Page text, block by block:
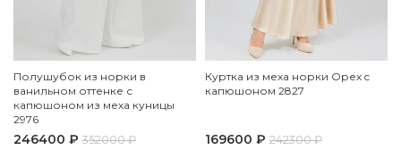
Полушубок из норки в
ванильном оттенке с
капюшоном из меха куницы
2976
246400 ₽ 352000₽
Куртка из меха норки Орех c
капюшоном 2827
169600 ₽ 242300₽